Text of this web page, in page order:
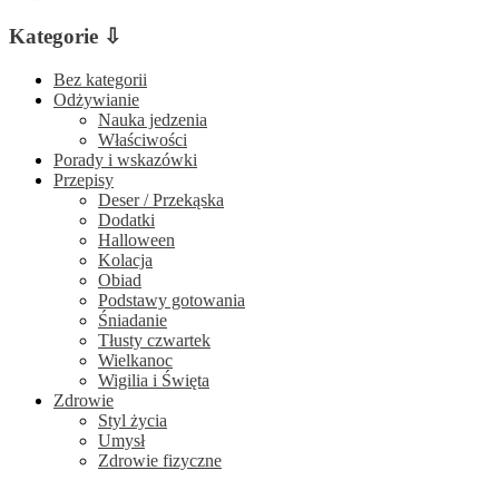
Kategorie ⇩
Bez kategorii
Odżywianie
Nauka jedzenia
Właściwości
Porady i wskazówki
Przepisy
Deser / Przekąska
Dodatki
Halloween
Kolacja
Obiad
Podstawy gotowania
Śniadanie
Tłusty czwartek
Wielkanoc
Wigilia i Święta
Zdrowie
Styl życia
Umysł
Zdrowie fizyczne